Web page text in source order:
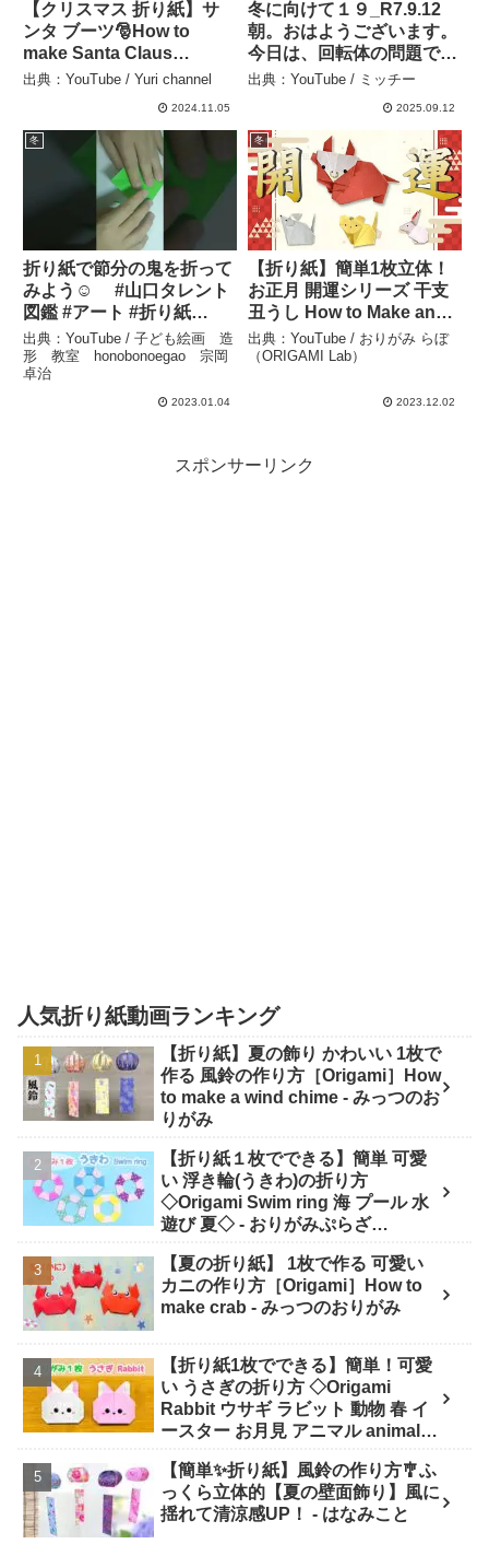
【クリスマス 折り紙】サ
ンタ ブーツ🎅How to
make Santa Claus
Boots#ブーツ
츠#靴#簡単#折り方#おり
がみ#origami#摺紙 – Yuri
出典：YouTube / Yuri channel
2024.11.05
冬に向けて１９_R7.9.12
朝。おはようございます。
今日は、回転体の問題で
す。これも、昔からある問
回転体 – ミッチー
出典：YouTube / ミッチー
2025.09.12
冬
折り紙で節分の鬼を折って
みよう☺ #山口タレント
図鑑 #アート #折り紙
#origami #おりがみ #美術
#新年 #2023 – 子ども絵
画 造形 教室
honobonoegao 宗岡卓
出典：YouTube / 子ども絵画 造
形 教室 honobonoegao 宗岡
卓治
2023.01.04
冬
【折り紙】簡単1枚立体！
お正月 開運シリーズ 干支
丑うし How to Make an
Origaml Cow ※With
English Commentary – お
出典：YouTube / おりがみ らぼ
（ORIGAMI Lab）
2023.12.02
スポンサーリンク
人気折り紙動画ランキング
【折り紙】夏の飾り かわいい 1枚で
作る 風鈴の作り方［Origami］How
to make a wind chime - みっつのお
りがみ
【折り紙１枚でできる】簡単 可愛
い 浮き輪(うきわ)の折り方
◇Origami Swim ring 海 プール 水
遊び 夏◇ - おりがみぷらざ
【夏の折り紙】 1枚で作る 可愛い
カニの作り方［Origami］How to
make crab - みっつのおりがみ
【折り紙1枚でできる】簡単！可愛
い うさぎの折り方 ◇Origami
Rabbit ウサギ ラビット 動物 春 イ
ースター お月見 アニマル animal◇
【簡単✨折り紙】風鈴の作り方🎐ふ
っくら立体的【夏の壁面飾り】風に
揺れて清涼感UP！ - はなみこと